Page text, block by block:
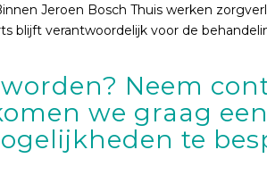
Jeroen Bosch Thuis werken
blijft verantwoordelijk voor de
Neem
we graag
te